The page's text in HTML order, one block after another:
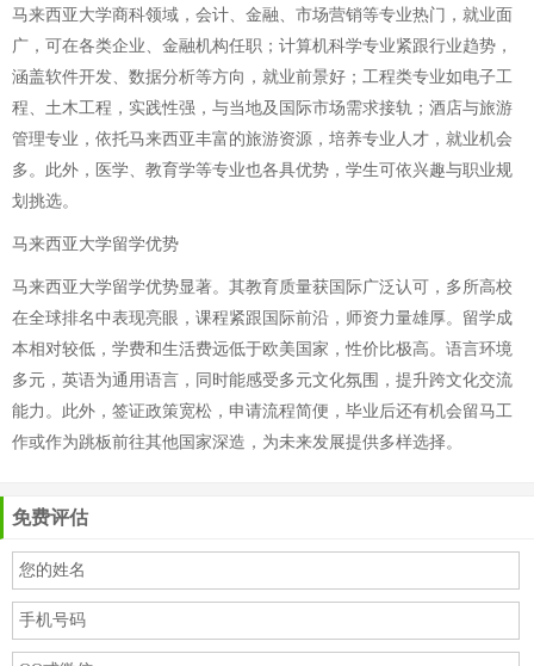
马来西亚大学商科领域，会计、金融、市场营销等专业热门，就业面
广，可在各类企业、金融机构任职；计算机科学专业紧跟行业趋势，
涵盖软件开发、数据分析等方向，就业前景好；工程类专业如电子工
程、土木工程，实践性强，与当地及国际市场需求接轨；酒店与旅游
管理专业，依托马来西亚丰富的旅游资源，培养专业人才，就业机会
多。此外，医学、教育学等专业也各具优势，学生可依兴趣与职业规
划挑选。
马来西亚大学留学优势
马来西亚大学留学优势显著。其教育质量获国际广泛认可，多所高校
在全球排名中表现亮眼，课程紧跟国际前沿，师资力量雄厚。留学成
本相对较低，学费和生活费远低于欧美国家，性价比极高。语言环境
多元，英语为通用语言，同时能感受多元文化氛围，提升跨文化交流
能力。此外，签证政策宽松，申请流程简便，毕业后还有机会留马工
作或作为跳板前往其他国家深造，为未来发展提供多样选择。
免费评估